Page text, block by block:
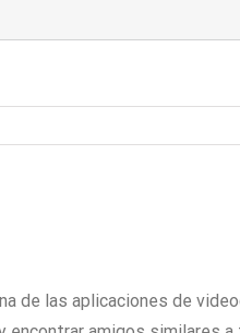
de las aplicaciones de